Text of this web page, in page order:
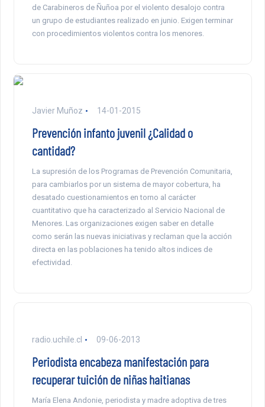
de Carabineros de Ñuñoa por el violento desalojo contra
un grupo de estudiantes realizado en junio. Exigen terminar
con procedimientos violentos contra los menores.
Javier Muñoz 14-01-2015
Prevención infanto juvenil ¿Calidad o
cantidad?
La supresión de los Programas de Prevención Comunitaria,
para cambiarlos por un sistema de mayor cobertura, ha
desatado cuestionamientos en torno al carácter
cuantitativo que ha caracterizado al Servicio Nacional de
Menores. Las organizaciones exigen saber en detalle
como serán las nuevas iniciativas y reclaman que la acción
directa en las poblaciones ha tenido altos indices de
efectividad.
radio.uchile.cl 09-06-2013
Periodista encabeza manifestación para
recuperar tuición de niñas haitianas
María Elena Andonie, periodista y madre adoptiva de tres